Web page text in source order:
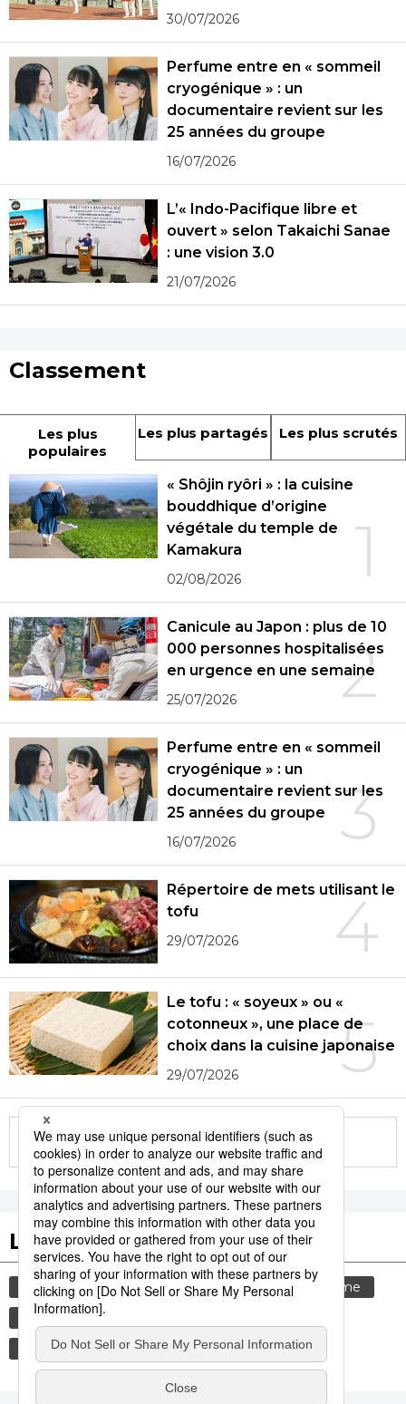
30/07/2026
Perfume entre en « sommeil
cryogénique » : un
documentaire revient sur les
25 années du groupe
16/07/2026
L’« Indo-Pacifique libre et
ouvert » selon Takaichi Sanae
: une vision 3.0
21/07/2026
Classement
Les plus
populaires
Les plus partagés Les plus scrutés
1
« Shôjin ryôri » : la cuisine
bouddhique d’origine
végétale du temple de
Kamakura
02/08/2026
2
Canicule au Japon : plus de 10
000 personnes hospitalisées
en urgence en une semaine
25/07/2026
3
Perfume entre en « sommeil
cryogénique » : un
documentaire revient sur les
25 années du groupe
16/07/2026
4
Répertoire de mets utilisant le
tofu
29/07/2026
5
Le tofu : « soyeux » ou «
cotonneux », une place de
choix dans la cuisine japonaise
29/07/2026
More in this series
Les tags populaires
culture gastronomie société
tourisme
histoire
femme
vie quotidienne
temple aliment